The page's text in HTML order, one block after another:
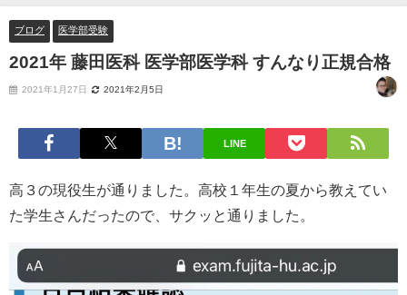
ブログ 医学部受験
2021年 藤田医科 医学部医学科 すんなり正規合格
2021年1月27日 2021年2月5日
LINE
高３の現役生が通りました。高校１年生の夏から教えてい
た学生さんだったので、サクッと通りました。